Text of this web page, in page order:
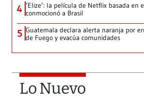
4 ‘Elize’: la película de Netflix basada en
conmocionó a Brasil
5 Guatemala declara alerta naranja por
de Fuego y evacúa comunidades
Lo Nuevo